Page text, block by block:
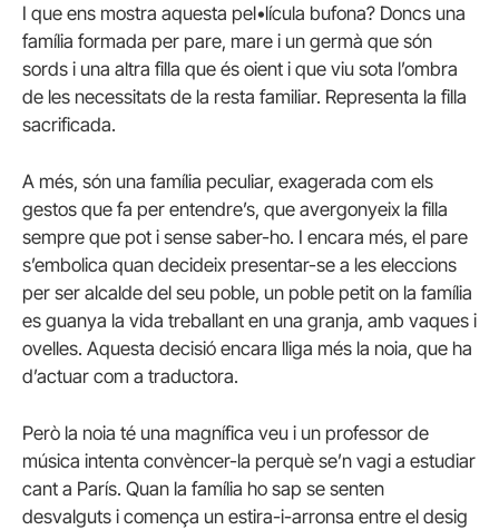
I que ens mostra aquesta pel•lícula bufona? Doncs una
família formada per pare, mare i un germà que són
sords i una altra filla que és oient i que viu sota l’ombra
de les necessitats de la resta familiar. Representa la filla
sacrificada.
A més, són una família peculiar, exagerada com els
gestos que fa per entendre’s, que avergonyeix la filla
sempre que pot i sense saber-ho. I encara més, el pare
s’embolica quan decideix presentar-se a les eleccions
per ser alcalde del seu poble, un poble petit on la família
es guanya la vida treballant en una granja, amb vaques i
ovelles. Aquesta decisió encara lliga més la noia, que ha
d’actuar com a traductora.
Però la noia té una magnífica veu i un professor de
música intenta convèncer-la perquè se’n vagi a estudiar
cant a París. Quan la família ho sap se senten
desvalguts i comença un estira-i-arronsa entre el desig